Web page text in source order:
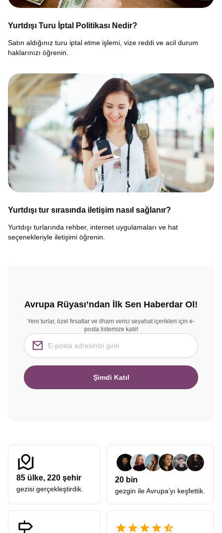
Yurtdışı Turu İptal Politikası Nedir?
Satın aldığınız turu iptal etme işlemi, vize reddi ve acil durum
haklarınızı öğrenin.
Yurtdışı tur sırasında iletişim nasıl sağlanır?
Yurtdışı turlarında rehber, internet uygulamaları ve hat
seçenekleriyle iletişimi öğrenin.
Avrupa Rüyası’ndan İlk Sen Haberdar Ol!
Yeni turlar, özel fırsatlar ve ilham verici seyahat içerikleri için e-
posta listemize katıl!
Şimdi Katıl
85 ülke, 220 şehir
gezisi gerçekleştirdik.
20 bin
gezgin ile Avrupa’yı keşfettik.